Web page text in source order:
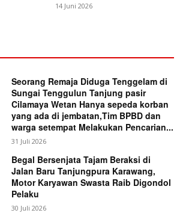
14 Juni 2026
Seorang Remaja Diduga Tenggelam di
Sungai Tenggulun Tanjung pasir
Cilamaya Wetan Hanya sepeda korban
yang ada di jembatan,Tim BPBD dan
warga setempat Melakukan Pencarian...
31 Juli 2026
Begal Bersenjata Tajam Beraksi di
Jalan Baru Tanjungpura Karawang,
Motor Karyawan Swasta Raib Digondol
Pelaku
30 Juli 2026